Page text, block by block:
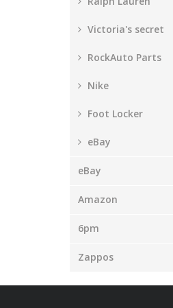
Victoria's secret
RockAuto Parts
Nike
Foot Locker
eBay
eBay
Amazon
6pm
Zappos